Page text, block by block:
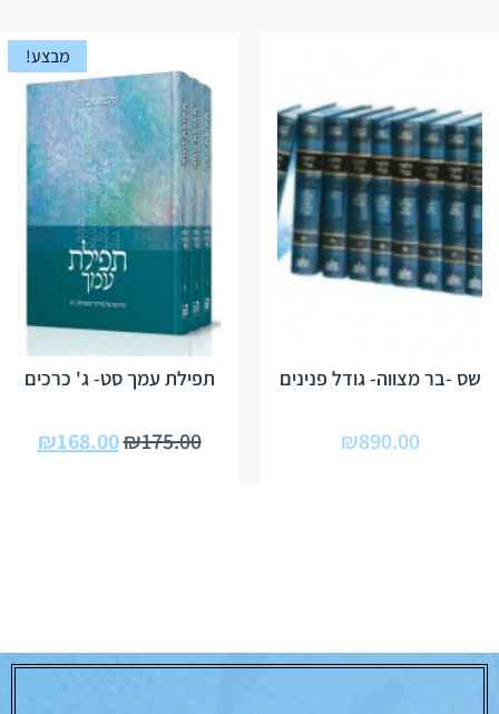
שס -בר מצווה- גודל פנינים
₪890.00
מבצע!
תפילת עמך סט- ג' כרכים
₪175.00
₪168.00